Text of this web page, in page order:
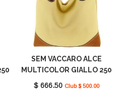
SEM VACCARO ALCE
MULTICOLOR GIALLO 250
$ 666.50 Club $ 500.00